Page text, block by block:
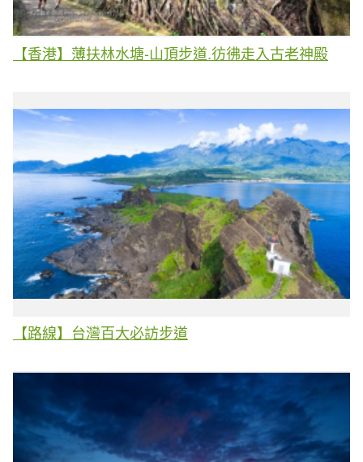
【香港】薄扶林水塘-山頂步道.彷彿走入古老神殿
【路線】台灣百大必訪步道